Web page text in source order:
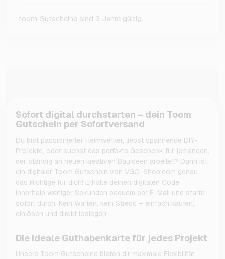
toom Gutscheine sind 3 Jahre gültig.
Sofort digital durchstarten – dein Toom
Gutschein per Sofortversand
Du bist passionierter Heimwerker, liebst spannende DIY-
Projekte, oder suchst das perfekte Geschenk für jemanden,
der ständig an neuen kreativen Bauideen arbeitet? Dann ist
ein digitaler Toom Gutschein von VGO-Shop.com genau
das Richtige für dich! Erhalte deinen digitalen Code
innerhalb weniger Sekunden bequem per E-Mail und starte
sofort durch. Kein Warten, kein Stress – einfach kaufen,
einlösen und direkt loslegen!
Die ideale Guthabenkarte für jedes Projekt
Unsere Toom Gutscheine bieten dir maximale Flexibilität,